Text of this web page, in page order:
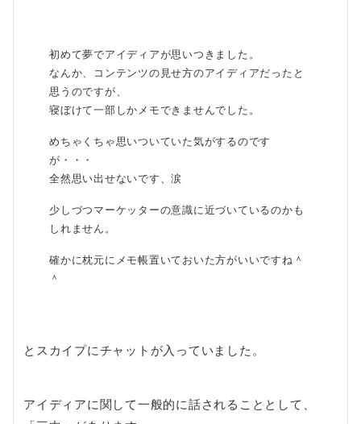
初めて夢でアイディアが思いつきました。
なんか、コンテンツの見せ方のアイディアだったと
思うのですが、
寝ぼけて一部しかメモできませんでした。
めちゃくちゃ思いついていた気がするのです
が・・・
全然思い出せないです、涙
少しづつマーケッターの意識に近づいているのかも
しれません。
確かに枕元にメモ帳置いておいた方がいいですね＾
＾
とスカイプにチャットが入っていました。
アイディアに関して一般的に話されることとして、